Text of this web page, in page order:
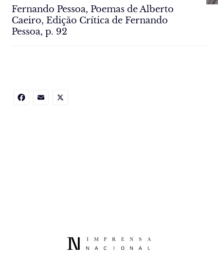
Fernando Pessoa, Poemas de Alberto
Caeiro, Edição Crítica de Fernando
Pessoa, p. 92